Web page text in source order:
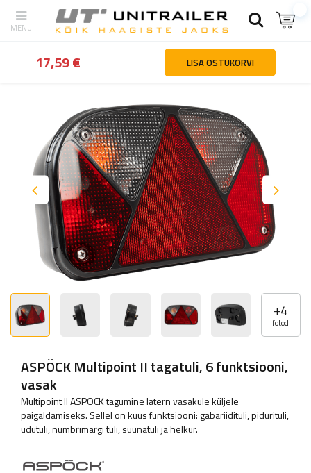
tagasi Kodu Tagatuled ASPÖCK
+4
fotod
ASPÖCK Multipoint II tagatuli, 6 funktsiooni,
vasak
Multipoint II ASPÖCK tagumine latern vasakule küljele
paigaldamiseks. Sellel on kuus funktsiooni: gabariidituli, pidurituli,
udutuli, numbrimärgi tuli, suunatuli ja helkur.
17,59 € LISA OSTUKORVI